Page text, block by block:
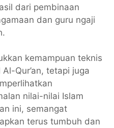
dari pembinaan
dan guru ngaji
kemampuan teknis
Qur’an, tetapi juga
nilai-nilai Islam
ini, semangat
terus tumbuh dan